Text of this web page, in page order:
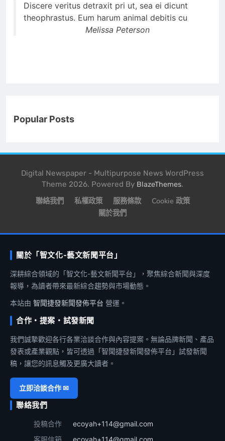
Discere veritus detraxit pri ut, sea ei dicunt
theophrastus. Eum harum animal debitis cu
Melissa Peterson
Popular Posts
Digital Newspaper - Multipurpose News WordPress
Theme 2026. Powered By BlazeThemes.
聯絡我們 私權政策 服務條款
Cookie 政策
關於我們
關於「智文化-藝文新聞平台」
深耕綜合領域的「智文化-藝文新聞平台」，聚焦綜合新聞與深度
報導，為讀者帶來最新綜合趨勢與市場動態。
本站由 智聞捷發新聞發佈平台 營運。
合作・提案・試發新聞
我們誠摯歡迎各行各業洽談合作與內容提案。無論品牌新聞、產品
發表或產業觀點，皆可透過「智聞捷發新聞發佈平台」試發新聞
稿，讓您的訊息觸及更廣大讀者。
立即洽談合作 ✉
聯絡我們
投稿合作
ecoyah+114@gmail.com